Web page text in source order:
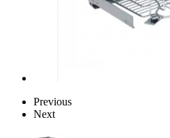
Previous
Next